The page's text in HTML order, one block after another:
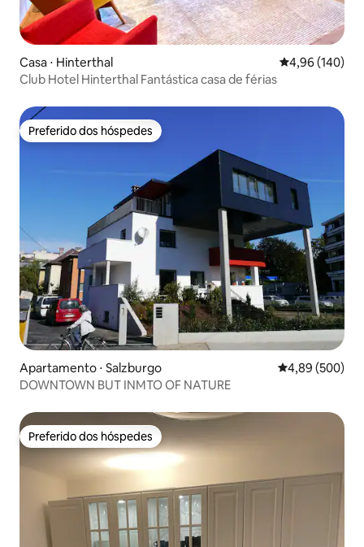
Casa ⋅ Hinterthal 4,96 de uma
4,96 (140)
Club Hotel Hinterthal Fantástica casa de férias
Preferido dos hóspedes
Preferido dos hóspedes
Apartamento ⋅ Salzburgo 4,89 de uma
4,89 (500)
DOWNTOWN BUT INMTO OF NATURE
Preferido dos hóspedes
Preferido dos hóspedes